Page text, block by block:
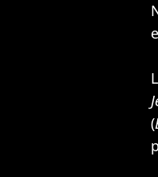
(